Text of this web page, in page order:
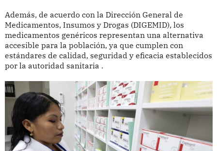
Además, de acuerdo con la Dirección General de
Medicamentos, Insumos y Drogas (DIGEMID), los
medicamentos genéricos representan una alternativa
accesible para la población, ya que cumplen con
estándares de calidad, seguridad y eficacia establecidos
por la autoridad sanitaria .